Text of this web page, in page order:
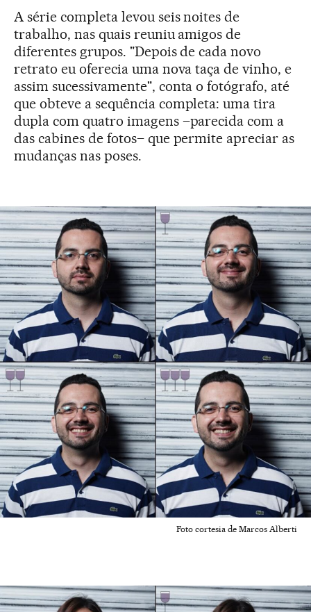
A série completa levou seis noites de
trabalho, nas quais reuniu amigos de
diferentes grupos. "Depois de cada novo
retrato eu oferecia uma nova taça de vinho, e
assim sucessivamente", conta o fotógrafo, até
que obteve a sequência completa: uma tira
dupla com quatro imagens –parecida com a
das cabines de fotos– que permite apreciar as
mudanças nas poses.
Foto cortesia de Marcos Alberti